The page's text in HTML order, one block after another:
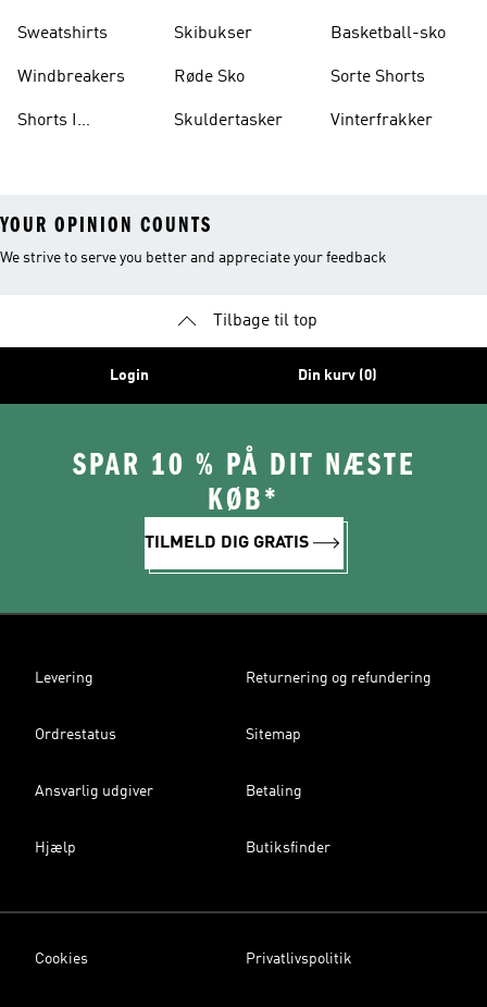
Sweatshirts
Windbreakers
Shorts I
Skibukser
Røde Sko
Skuldertasker
Basketball-sko
Sorte Shorts
Vinterfrakker
YOUR OPINION COUNTS
We strive to serve you better and appreciate your feedback
Tilbage til top
Login Din kurv (0)
SPAR 10 % PÅ DIT NÆSTE
KØB*
TILMELD DIG GRATIS
Levering Returnering og refundering
Ordrestatus Sitemap
Ansvarlig udgiver Betaling
Hjælp Butiksfinder
Cookies Privatlivspolitik